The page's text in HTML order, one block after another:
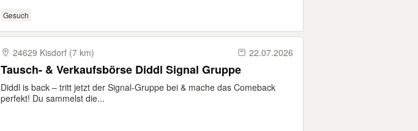
Gesuch
24629 Kisdorf (7 km) 22.07.2026
Tausch- & Verkaufsbörse Diddl Signal Gruppe
Diddl is back – tritt jetzt der Signal-Gruppe bei & mache das Comeback
perfekt! Du sammelst die...